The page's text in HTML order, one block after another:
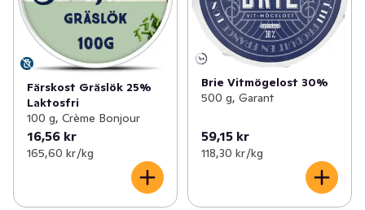
Färskost Gräslök 25%
Laktosfri
100 g, Crème Bonjour
16,56 kr
165,60 kr /kg
Brie Vitmögelost 30%
500 g, Garant
59,15 kr
118,30 kr /kg